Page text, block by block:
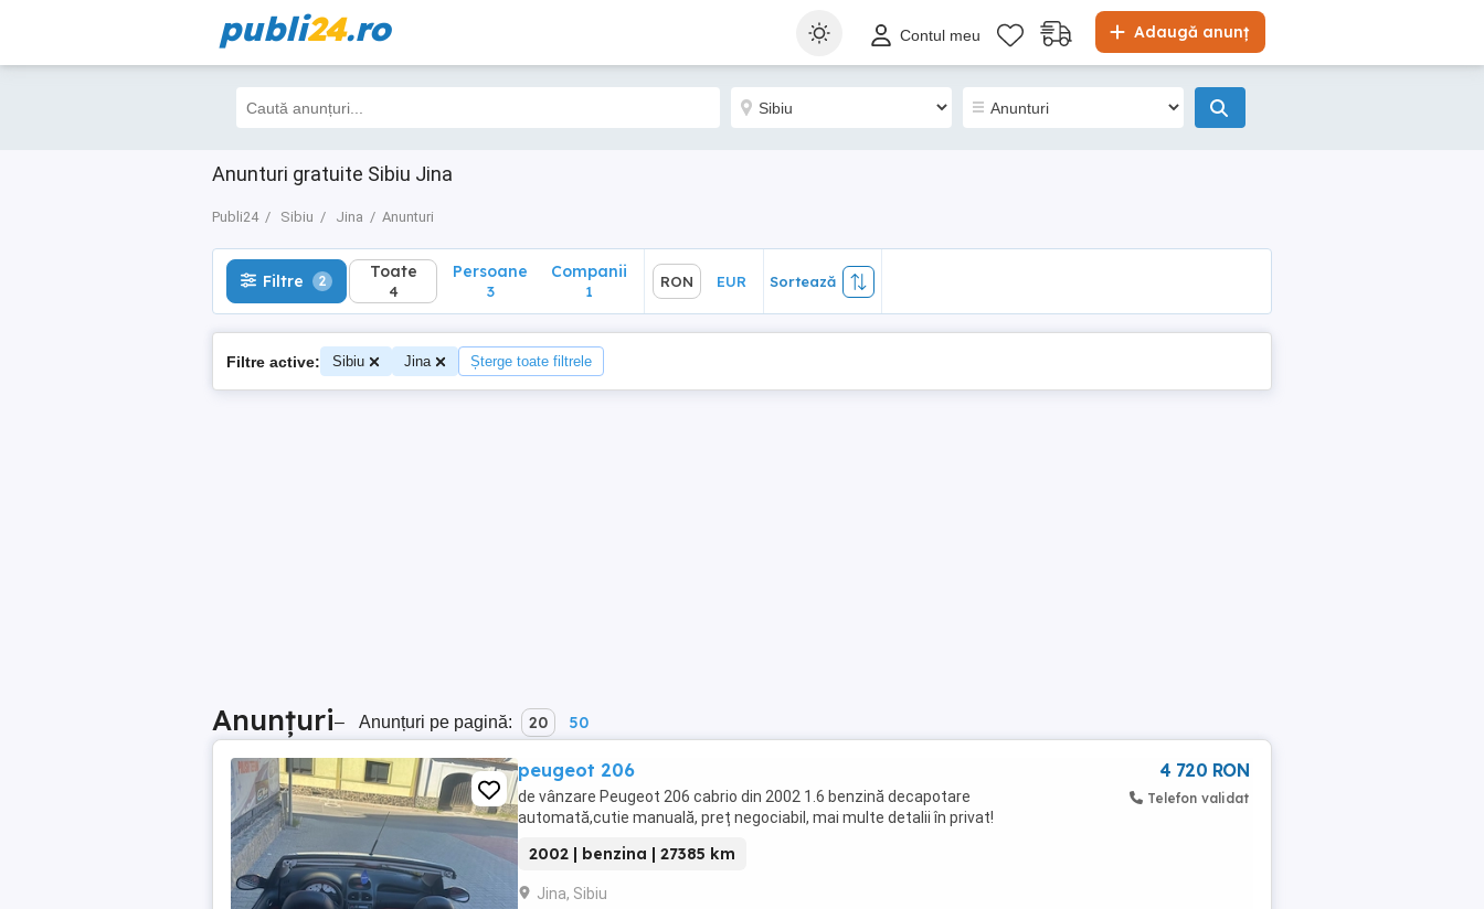
publi24.ro Adaugă anunț
Contul meu
Anunturi gratuite Sibiu Jina
Publi24 Sibiu Jina Anunturi
Filtre 2 Toate
4
Sortează
Filtre 2 Toate
4
Persoane
3
Companii
1
RON EUR Sortează
Filtre active: Sibiu Jina Șterge toate filtrele
Anunțuri– Anunțuri pe pagină: 20 50
peugeot 206
de vânzare Peugeot 206 cabrio din 2002 1.6 benzină decapotare
automată,cutie manuală, preț negociabil, mai multe detalii în privat!
2002 | benzina | 27385 km
Jina, Sibiu
4 720 RON
Telefon validat